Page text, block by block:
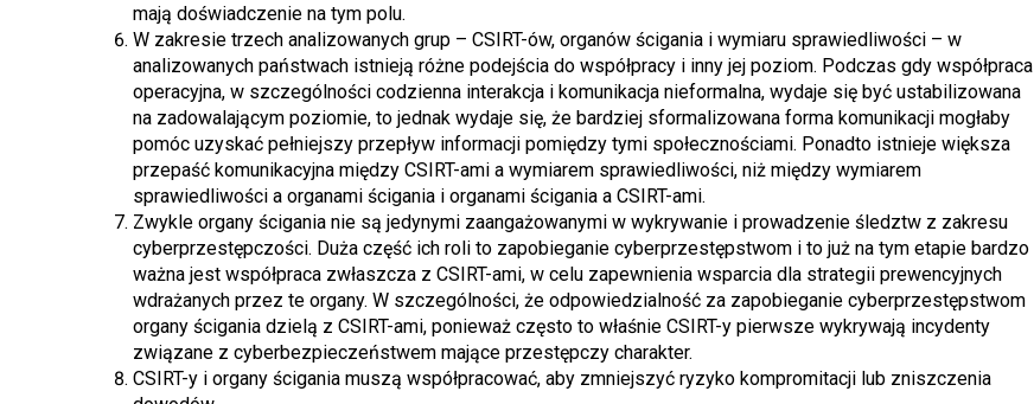
mają doświadczenie na tym polu.
W zakresie trzech analizowanych grup – CSIRT-ów, organów ścigania i wymiaru sprawiedliwości – w
analizowanych państwach istnieją różne podejścia do współpracy i inny jej poziom. Podczas gdy współpraca
operacyjna, w szczególności codzienna interakcja i komunikacja nieformalna, wydaje się być ustabilizowana
na zadowalającym poziomie, to jednak wydaje się, że bardziej sformalizowana forma komunikacji mogłaby
pomóc uzyskać pełniejszy przepływ informacji pomiędzy tymi społecznościami. Ponadto istnieje większa
przepaść komunikacyjna między CSIRT-ami a wymiarem sprawiedliwości, niż między wymiarem
sprawiedliwości a organami ścigania i organami ścigania a CSIRT-ami.
Zwykle organy ścigania nie są jedynymi zaangażowanymi w wykrywanie i prowadzenie śledztw z zakresu
cyberprzestępczości. Duża część ich roli to zapobieganie cyberprzestępstwom i to już na tym etapie bardzo
ważna jest współpraca zwłaszcza z CSIRT-ami, w celu zapewnienia wsparcia dla strategii prewencyjnych
wdrażanych przez te organy. W szczególności, że odpowiedzialność za zapobieganie cyberprzestępstwom
organy ścigania dzielą z CSIRT-ami, ponieważ często to właśnie CSIRT-y pierwsze wykrywają incydenty
związane z cyberbezpieczeństwem mające przestępczy charakter.
CSIRT-y i organy ścigania muszą współpracować, aby zmniejszyć ryzyko kompromitacji lub zniszczenia